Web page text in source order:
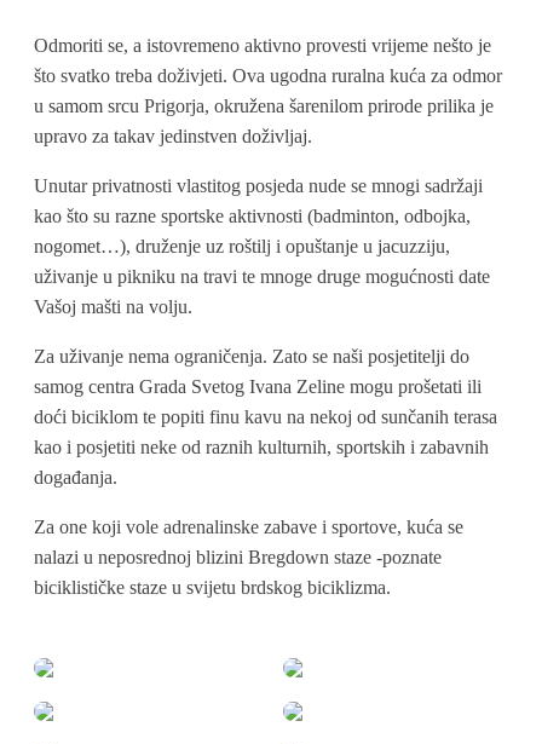
Odmoriti se, a istovremeno aktivno provesti vrijeme nešto je
što svatko treba doživjeti. Ova ugodna ruralna kuća za odmor
u samom srcu Prigorja, okružena šarenilom prirode prilika je
upravo za takav jedinstven doživljaj.
Unutar privatnosti vlastitog posjeda nude se mnogi sadržaji
kao što su razne sportske aktivnosti (badminton, odbojka,
nogomet…), druženje uz roštilj i opuštanje u jacuzziju,
uživanje u pikniku na travi te mnoge druge mogućnosti date
Vašoj mašti na volju.
Za uživanje nema ograničenja. Zato se naši posjetitelji do
samog centra Grada Svetog Ivana Zeline mogu prošetati ili
doći biciklom te popiti finu kavu na nekoj od sunčanih terasa
kao i posjetiti neke od raznih kulturnih, sportskih i zabavnih
događanja.
Za one koji vole adrenalinske zabave i sportove, kuća se
nalazi u neposrednoj blizini Bregdown staze -poznate
biciklističke staze u svijetu brdskog biciklizma.